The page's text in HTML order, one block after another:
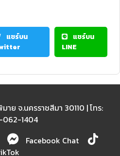
แชร์บน
แชร์บน
LINE
าย จ.นครราชสีมา 30110 | โทร:
1404
Facebook Chat